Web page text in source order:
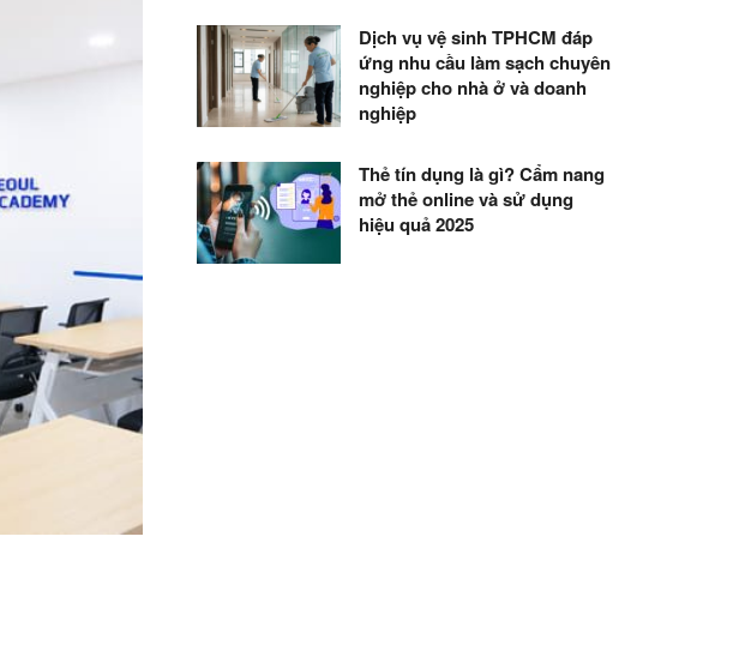
Dịch vụ vệ sinh TPHCM đáp
ứng nhu cầu làm sạch chuyên
nghiệp cho nhà ở và doanh
nghiệp
Thẻ tín dụng là gì? Cẩm nang
mở thẻ online và sử dụng
hiệu quả 2025